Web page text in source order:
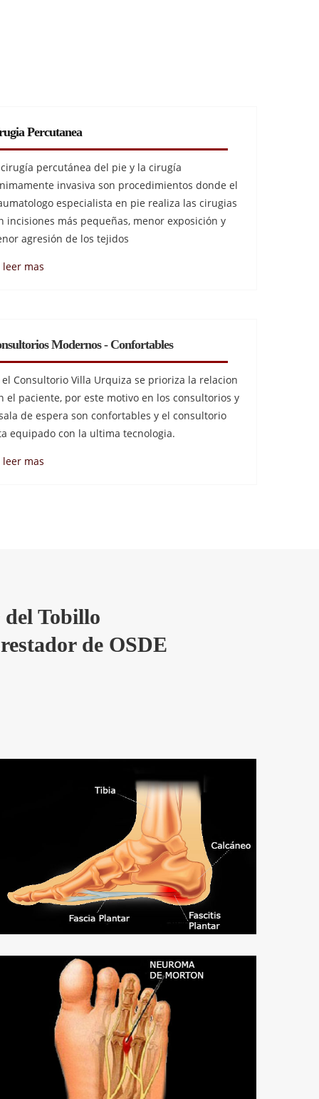
Percutanea
cirugía percutánea del pie y la cirugía
invasiva son procedimientos donde el
especialista en pie realiza las cirugias
incisiones más pequeñas, menor exposición y
agresión de los tejidos
leer mas
Modernos - Confortables
el Consultorio Villa Urquiza se prioriza la relacion
el paciente, por este motivo en los consultorios y
de espera son confortables y el consultorio
equipado con la ultima tecnologia.
leer mas
del Tobillo
de OSDE